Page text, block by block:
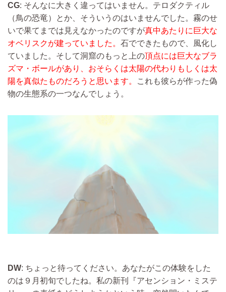
CG: そんなに大きく違ってはいません。テロダクティル
（鳥の恐竜）とか、そういうのはいませんでした。霧のせ
いで果てまでは見えなかったのですが真中あたりに巨大な
オベリスクが建っていました。 石でできたもので、風化し
ていました。そして洞窟のもっと上の頂点には巨大なブラ
ズマ・ボールがあり、おそらくは太陽の代わりもしくは太
陽を真似たものだろうと思います。
これも彼らが作った偽
物の生態系の一つなんでしょう。
DW: ちょっと待ってください。あなたがこの体験をした
のは９月初旬でしたね。私の新刊『アセンション・ミステ